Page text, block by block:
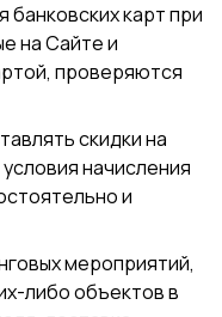
карт при
на Сайте и
проверяются
скидки на
начисления
и
мероприятий,
либо объектов в